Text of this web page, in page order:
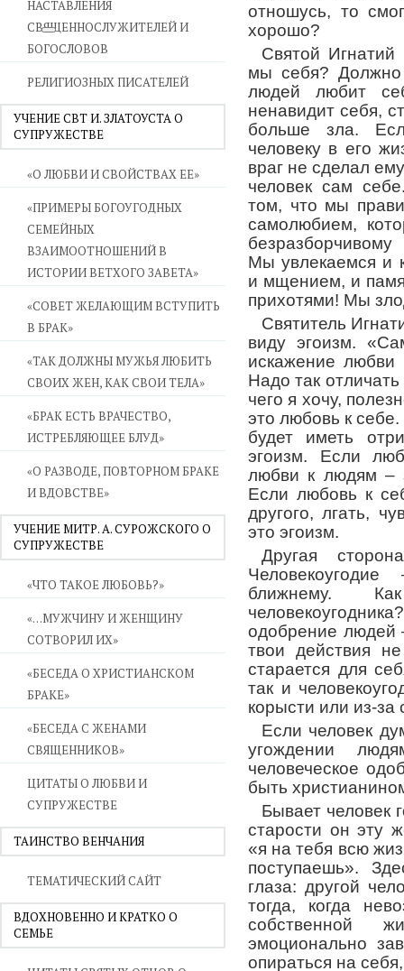
НАСТАВЛЕНИЯ
СВЯЩЕННОСЛУЖИТЕЛЕЙ И
БОГОСЛОВОВ
РЕЛИГИОЗНЫХ ПИСАТЕЛЕЙ
УЧЕНИЕ СВТ И. ЗЛАТОУСТА О
СУПРУЖЕСТВЕ
«О ЛЮБВИ И СВОЙСТВАХ ЕЕ»
«ПРИМЕРЫ БОГОУГОДНЫХ
СЕМЕЙНЫХ
ВЗАИМООТНОШЕНИЙ В
ИСТОРИИ ВЕТХОГО ЗАВЕТА»
«СОВЕТ ЖЕЛАЮЩИМ ВСТУПИТЬ
В БРАК»
«ТАК ДОЛЖНЫ МУЖЬЯ ЛЮБИТЬ
СВОИХ ЖЕН, КАК СВОИ ТЕЛА»
«БРАК ЕСТЬ ВРАЧЕСТВО,
ИСТРЕБЛЯЮЩЕЕ БЛУД»
«О РАЗВОДЕ, ПОВТОРНОМ БРАКЕ
И ВДОВСТВЕ»
УЧЕНИЕ МИТР. А. СУРОЖСКОГО О
СУПРУЖЕСТВЕ
«ЧТО ТАКОЕ ЛЮБОВЬ?»
«…МУЖЧИНУ И ЖЕНЩИНУ
СОТВОРИЛ ИХ»
«БЕСЕДА О ХРИСТИАНСКОМ
БРАКЕ»
«БЕСЕДА С ЖЕНАМИ
СВЯЩЕННИКОВ»
ЦИТАТЫ О ЛЮБВИ И
СУПРУЖЕСТВЕ
ТАИНСТВО ВЕНЧАНИЯ
ТЕМАТИЧЕСКИЙ САЙТ
ВДОХНОВЕННО И КРАТКО О
СЕМЬЕ
отношусь, то
хорошо?
Святой
мы себя? Должно
людей любит
ненавидит себя,
больше зла.
человеку в его
враг не сделал
человек сам
том, что мы
самолюбием,
Мы увлекаемся и
и мщением, и
прихотями! Мы
Святитель
виду эгоизм.
искажение
Надо так
чего я хочу,
это любовь к
будет иметь
эгоизм. Если
любви к людям –
Если любовь к
другого, лгать,
это эгоизм.
Другая
ближнему.
одобрение людей
твои действия
старается для
так и
корысти или из-за
Если человек
угождении
человеческое
быть
Бывает человек
старости он эту
«я на тебя всю
поступаешь».
глаза: другой
тогда, когда
собственной
эмоционально
опираться на